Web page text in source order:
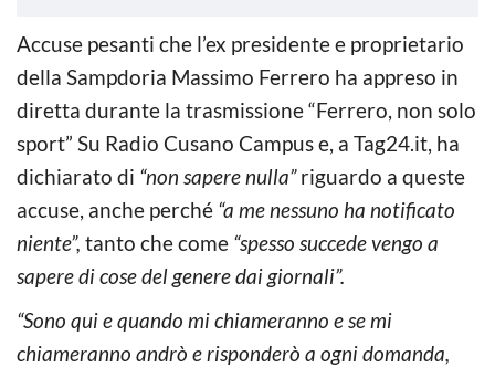
Accuse pesanti che l’ex presidente e proprietario
della Sampdoria Massimo Ferrero ha appreso in
diretta durante la trasmissione “Ferrero, non solo
sport” Su Radio Cusano Campus e, a Tag24.it, ha
dichiarato di “non sapere nulla”riguardo a queste
accuse, anche perché “a me nessuno ha notificato
niente”, tanto che come “spesso succede vengo a
sapere di cose del genere dai giornali”.
“Sono qui e quando mi chiameranno e se mi
chiameranno andrò e risponderò a ogni domanda,